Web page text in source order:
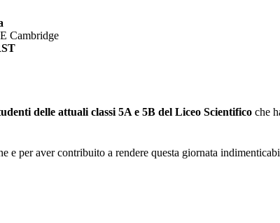
Cambridge
delle attuali classi 5A e 5B del Liceo Scientifico che
e per aver contribuito a rendere questa giornata